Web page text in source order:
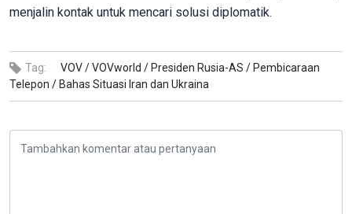
menjalin kontak untuk mencari solusi diplomatik.
Tag: VOV /VOVworld / Presiden Rusia-AS / Pembicaraan
Telepon / Bahas Situasi Iran dan Ukraina